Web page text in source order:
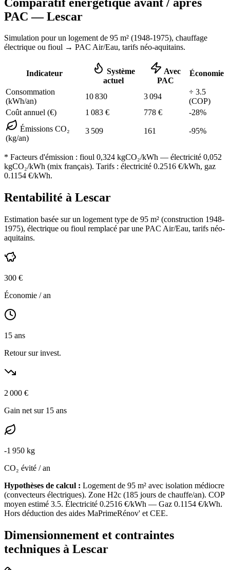
PAC —Lescar
Simulation pour un logement de 95 m² (1948-1975), chauffage
électrique ou fioul → PAC Air/Eau, tarifs néo-aquitains.
Indicateur
Système
actuel
Avec
PAC
Économie
Consommation
(kWh/an)
10 830 3 094
÷ 3.5
(COP)
Coût annuel (€)
1 083 € 778 € -28%
Émissions CO₂
(kg/an)
3 509 161 -95%
* Facteurs d'émission : fioul 0,324 kgCO₂/kWh — électricité 0,052
kgCO₂/kWh (mix français). Tarifs : électricité 0.2516 €/kWh, gaz
0.1154 €/kWh.
Rentabilité à Lescar
Estimation basée sur un logement type de 95 m² (construction 1948-
1975), électrique ou fioul remplacé par une PAC Air/Eau, tarifs néo-
aquitains.
300 €
Économie / an
15 ans
Retour sur invest.
2 000 €
Gain net sur 15 ans
-1 950 kg
CO₂ évité / an
Hypothèses de calcul : Logement de 95 m² avec isolation médiocre
(convecteurs électriques). Zone H2c (185 jours de chauffe/an). COP
moyen estimé 3.5. Électricité 0.2516 €/kWh — Gaz 0.1154 €/kWh.
Hors déduction des aides MaPrimeRénov' et CEE.
Dimensionnement et contraintes
techniques à Lescar